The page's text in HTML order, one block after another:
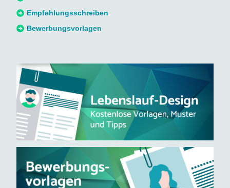
Empfehlungsschreiben
Bewerbungsvorlagen